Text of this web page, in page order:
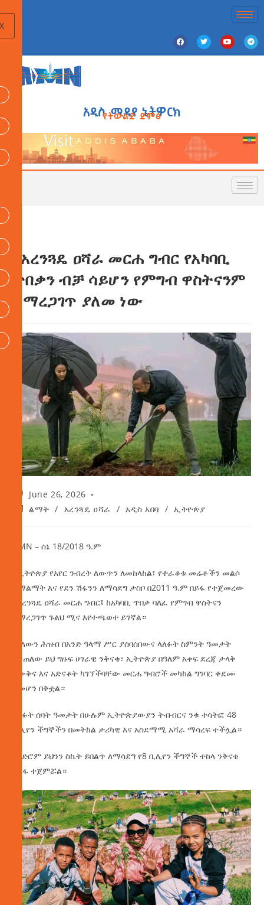
አዲስ ሚዲያ ኔትዎርክ
የትውልድ ድምፅ
የአረንጓዴ ዐሻራ መርሐ ግብር የአካባቢ
ጥበቃን ብቻ ሳይሆን የምግብ ዋስትናንም
ለማረጋገጥ ያለመ ነው
June 26, 2026
ልማት / አረንጓዴ ዐሻራ / አዲስ አበባ / ኢትዮጵያ
AMN – ሰኔ 18/2018 ዓ.ም
በኢትዮጵያ የአየር ንብረት ለውጥን ለመከላከል፣ የተራቆቱ መሬቶችን መልሶ
ለማልማት እና የደን ሽፋንን ለማሳደግ ታስቦ በ2011 ዓ.ም በይፋ የተጀመረው
የአረንጓዴ ዐሻራ መርሐ ግብር፤ ከአካባቢ ጥበቃ ባለፈ የምግብ ዋስትናን
ለማረጋገጥ ጉልህ ሚና እየተጫወተ ይገኛል።
መላውን ሕዝብ በአንድ ዓላማ ሥር ያሰባሰበውና ላለፉት ስምንት ዓመታት
የቀጠለው ይህ ግዙፍ ሀገራዊ ንቅናቄ፣ ኢትዮጵያ በዓለም አቀፍ ደረጃ ታላቅ
እውቅና እና አድናቆት ካገኘችባቸው መርሐ ግብሮች መካከል ግንባር ቀደሙ
ለመሆን በቅቷል።
ባለፉት ሰባት ዓመታት በሁሉም ኢትዮጵያውያን ትብብርና ንቁ ተሳትፎ 48
ቢሊየን ችግኞችን በመትከል ታሪካዊ እና አስደማሚ አሻራ ማሳረፍ ተችሏል።
ዘንድሮም ይህንን ስኬት ይበልጥ ለማሳደግ የ8 ቢሊየን ችግኞች ተከላ ንቅናቄ
በይፋ ተጀምሯል።